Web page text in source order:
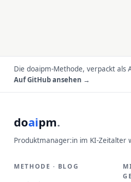
Die doaipm-Methode, verpackt als
Auf GitHub ansehen →
doaipm.
Produktmanager:in im KI-Zeitalter
METHODE · BLOG